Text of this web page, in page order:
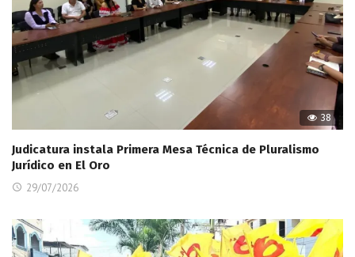
38
Judicatura instala Primera Mesa Técnica de Pluralismo
Jurídico en El Oro
29/07/2026